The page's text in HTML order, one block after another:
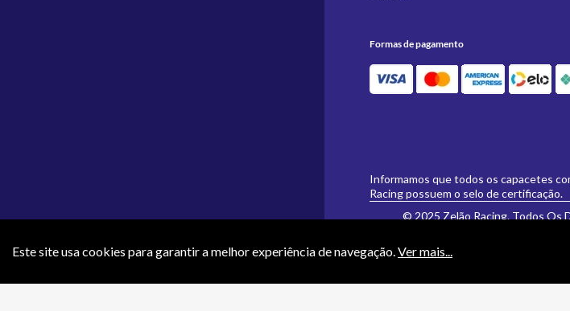
Este site usa cookies para garantir a melhor experiência de navegação.Ver mais...
Formas de pagamento
Informamos que todos os capacetes
Racing possuem o selo de certificação.
© 2025 Zelão Racing. Todos Os
efetivamente formulados e aceitos não se aplicarão